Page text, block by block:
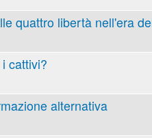
quattro libertà nell'era
cattivi?
alternativa